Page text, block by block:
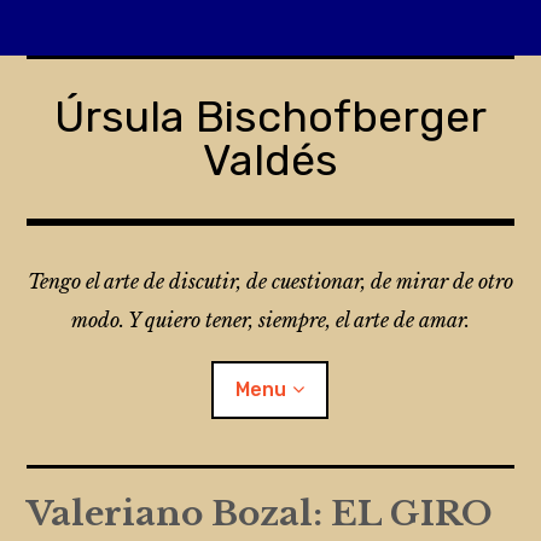
contentÚrsula Bischofberger
Valdés
Tengo el arte de discutir, de cuestionar, de mirar de otro
modo. Y quiero tener, siempre, el arte de amar.
Menu
¿Qué es Folio?
Valeriano Bozal: EL GIRO